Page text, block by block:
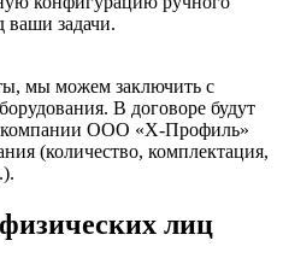
ваши задачи.
мы можем заключить с
В договоре будут
компании ООО «Х-Профиль»
(количество, комплектация,
лиц